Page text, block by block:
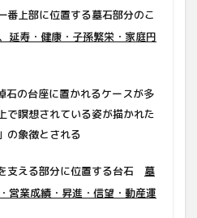
番上部に位置する墓石部分のこ
延寿・健康・子孫繁栄・家庭円
石の台座に置かれるケースが多
瞑想されている姿が描かれた
の象徴とされる
支える部分に位置する台石 墓
営業成績・昇進・信望・動産運